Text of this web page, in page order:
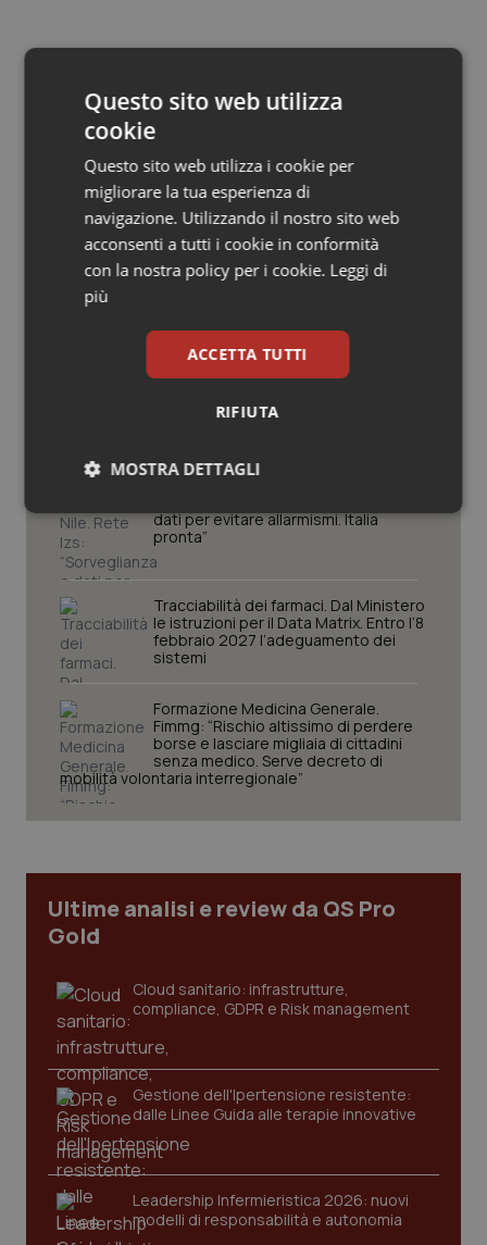
Tiroide
Tumore al seno
Tumore ovarico
Tumori del Polmone & Testa Collo
Tumori gastrointestinali
Ulcera & Reflusso
Vaccini
© Riproduzione riservata
Potrebbe interessarti in
Lavoro e Professioni
Decreto PA. Aiop e Aris:
approvazione dell’adeguamento
dati per evitare allarmismi. Italia
pronta”
Tracciabilità dei farmaci. Dal Ministero
le istruzioni per il Data Matrix. Entro l’8
febbraio 2027 l’adeguamento dei
sistemi
Formazione Medicina Generale.
Fimmg: “Rischio altissimo di perdere
borse e lasciare migliaia di cittadini
senza medico. Serve decreto di
mobilità volontaria interregionale”
Ultime analisi e review da QS Pro
Gold
Cloud sanitario: infrastrutture,
compliance, GDPR e Risk management
Gestione dell'Ipertensione resistente:
dalle Linee Guida alle terapie innovative
Leadership Infermieristica 2026: nuovi
modelli di responsabilità e autonomia
Questo sito web utilizza
cookie
Questo sito web utilizza i cookie per
migliorare la tua esperienza di
navigazione. Utilizzando il nostro sito web
acconsenti a tutti i cookie in conformità
con la nostra policy per i cookie. Leggi di
più
ACCETTA TUTTI
RIFIUTA
MOSTRA DETTAGLI
Necessari Statistici Marketing
Necessari
I cookie necessari contribuiscono a rendere fruibile il
sito web abilitandone funzionalità di base quali la
navigazione sulle pagine e l'accesso alle aree
protette del sito. Il sito web non è in grado di
funzionare correttamente senza questi cookie.
CookieScriptConsent
CookieScript
www.quotidianosanita.it